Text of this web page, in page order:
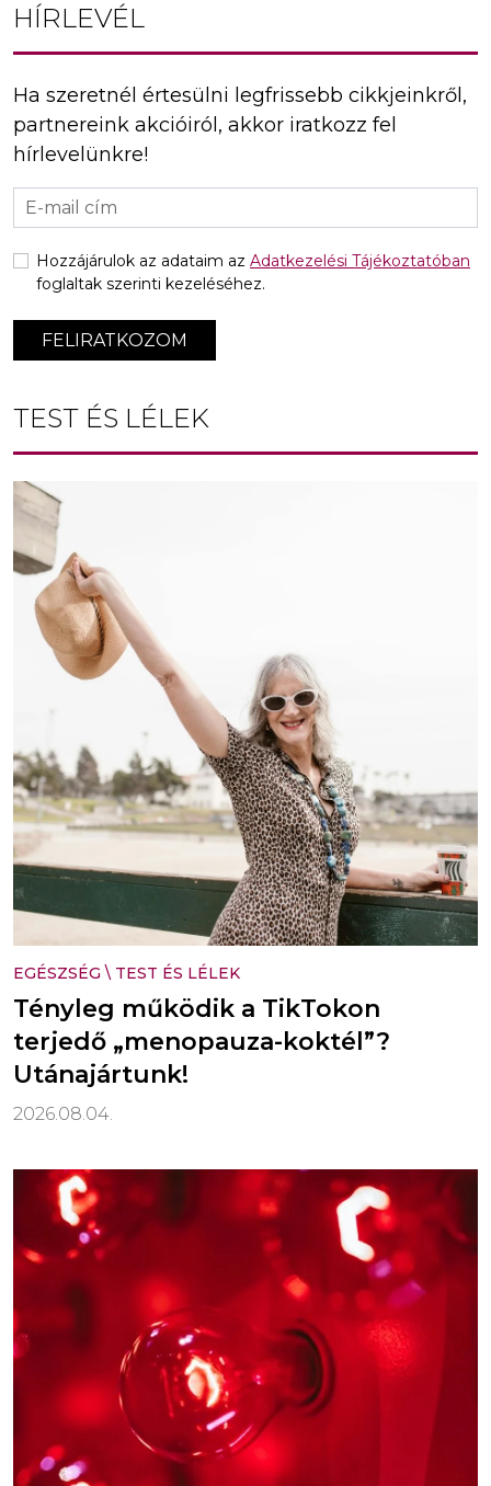
HÍRLEVÉL
Ha szeretnél értesülni legfrissebb cikkjeinkről,
partnereink akcióiról, akkor iratkozz fel
hírlevelünkre!
FELIRATKOZOM
Hozzájárulok az adataim az Adatkezelési Tájékoztatóban
foglaltak szerinti kezeléséhez.
TEST ÉS LÉLEK
EGÉSZSÉG \ TEST ÉS LÉLEK
Tényleg működik a TikTokon
terjedő „menopauza-koktél”?
Utánajártunk!
2026.08.04.